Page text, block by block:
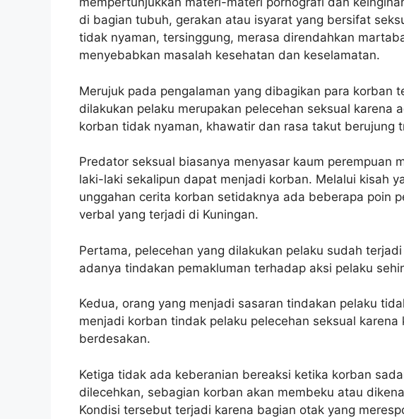
di bagian tubuh, gerakan atau isyarat yang bersifat
tidak nyaman, tersinggung, merasa direndahkan
menyebabkan masalah kesehatan dan keselamatan.
Merujuk pada pengalaman yang dibagikan para korban
dilakukan pelaku merupakan pelecehan seksual karena
korban tidak nyaman, khawatir dan rasa takut berujung
Predator seksual biasanya menyasar kaum perempuan
laki-laki sekalipun dapat menjadi korban. Melalui kisah
unggahan cerita korban setidaknya ada beberapa poin
verbal yang terjadi di Kuningan.
Pertama, pelecehan yang dilakukan pelaku sudah
adanya tindakan pemakluman terhadap aksi pelaku
Kedua, orang yang menjadi sasaran tindakan pelaku
menjadi korban tindak pelaku pelecehan seksual
berdesakan.
Ketiga tidak ada keberanian bereaksi ketika korban
dilecehkan, sebagian korban akan membeku atau
Kondisi tersebut terjadi karena bagian otak yang